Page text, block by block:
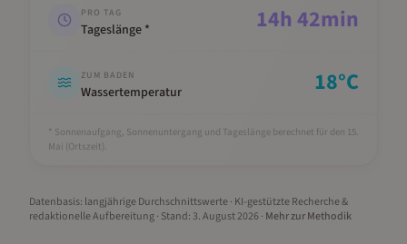
PRO TAG
Tageslänge * 14h 42min
ZUM BADEN
Wassertemperatur 18°C
* Sonnenaufgang, Sonnenuntergang und Tageslänge berechnet für den 15.
Mai (Ortszeit).
Datenbasis: langjährige Durchschnittswerte · KI-gestützte Recherche &
redaktionelle Aufbereitung· Stand: 3. August 2026· Mehr zur Methodik